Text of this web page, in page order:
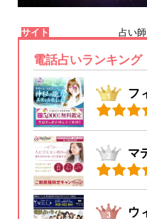
サイト 占い師
電話占いランキング
フ
マ
ウ